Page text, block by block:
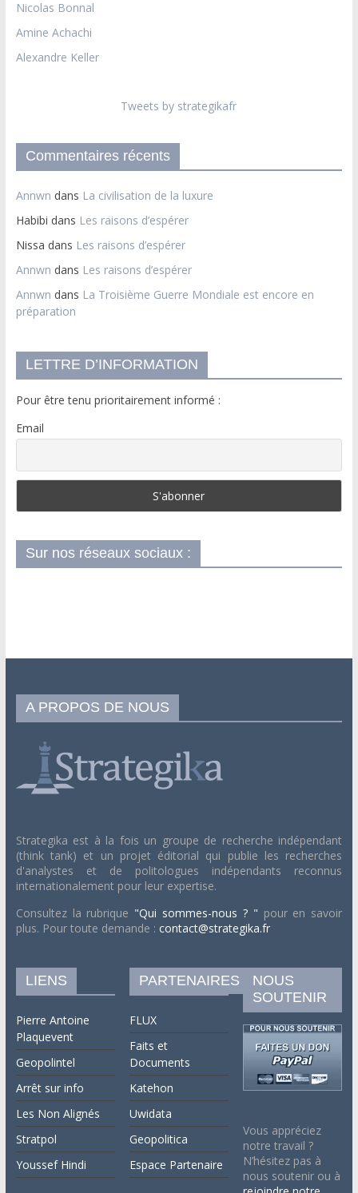
Nicolas Bonnal
Amine Achachi
Alexandre Keller
Tweets by strategikafr
Commentaires récents
Annwn dans La civilisation de la luxure
Habibi dans Les raisons d’espérer
Nissa dans Les raisons d’espérer
Annwn dans Les raisons d’espérer
Annwn dans La Troisième Guerre Mondiale est encore en
préparation
LETTRE D’INFORMATION
Pour être tenu prioritairement informé :
Email
Sur nos réseaux sociaux :
A PROPOS DE NOUS
Strategika est à la fois un groupe de recherche indépendant
(think tank) et un projet éditorial qui publie les recherches
d'analystes et de politologues indépendants reconnus
internationalement pour leur expertise.
Consultez la rubrique "Qui sommes-nous ? " pour en savoir
plus. Pour toute demande : contact@strategika.fr
LIENS
Pierre Antoine
Plaquevent
Geopolintel
Arrêt sur info
Les Non Alignés
Stratpol
Youssef Hindi
PARTENAIRES
FLUX
Faits et
Documents
Katehon
Uwidata
Geopolitica
Espace Partenaire
NOUS
SOUTENIR
Vous appréciez
notre travail ?
N’hésitez pas à
nous soutenir ou à